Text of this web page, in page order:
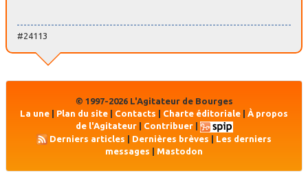
#24113
© 1997-2026 L'Agitateur de Bourges
La une
Plan du site Contacts Charte éditoriale
À propos
de l'Agitateur| Contribuer|
Derniers articles | Dernières brèves | Les derniers
messages
Mastodon